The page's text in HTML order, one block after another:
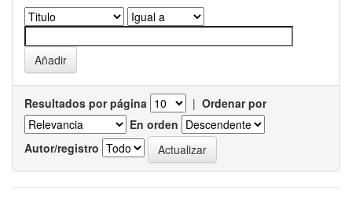
Resultados por página | Ordenar por
En orden
Autor/registro